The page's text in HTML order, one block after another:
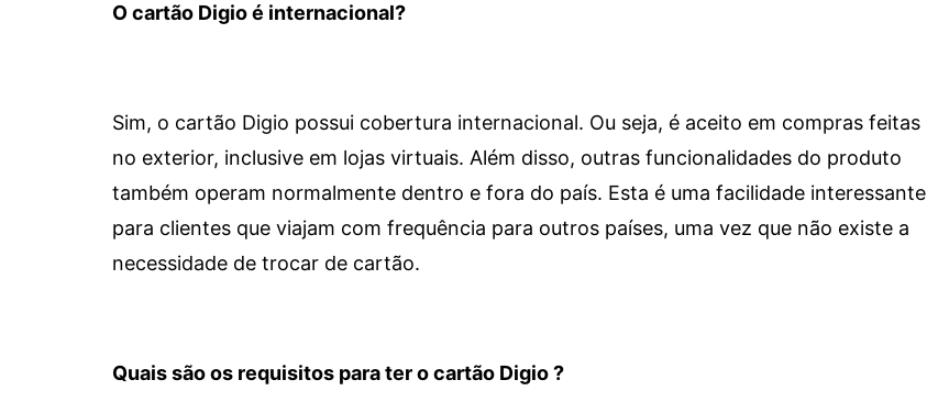
O cartão Digio é internacional?
Sim, o cartão Digio possui cobertura internacional. Ou seja, é aceito em compras feitas
no exterior, inclusive em lojas virtuais. Além disso, outras funcionalidades do produto
também operam normalmente dentro e fora do país. Esta é uma facilidade interessante
para clientes que viajam com frequência para outros países, uma vez que não existe a
necessidade de trocar de cartão.
Quais são os requisitos para ter o cartão Digio ?